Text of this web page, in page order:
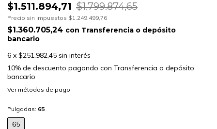
$1.511.894,71 $1.799.874,65
Precio sin impuestos $1.249.499,76
$1.360.705,24 con Transferencia o depósito
bancario
6 x $251.982,45 sin interés
10% de descuento pagando con Transferencia o depósito
bancario
Ver más detalles
Pulgadas: 65
65